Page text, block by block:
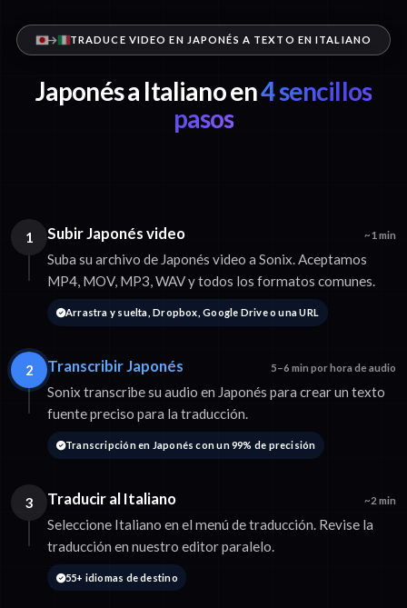
TRADUCE VIDEO EN JAPONÉS A TEXTO EN ITALIANO
Japonés a Italiano en4 sencillos
pasos
1 Subir Japonés video ~1 min
Suba su archivo de Japonés video a Sonix. Aceptamos
MP4, MOV, MP3, WAV y todos los formatos comunes.
Arrastra y suelta, Dropbox, Google Drive o una URL
2 Transcribir Japonés 5–6 min por hora de audio
Sonix transcribe su audio en Japonés para crear un texto
fuente preciso para la traducción.
Transcripción en Japonés con un 99% de precisión
3 Traducir al Italiano ~2 min
Seleccione Italiano en el menú de traducción. Revise la
traducción en nuestro editor paralelo.
55+ idiomas de destino